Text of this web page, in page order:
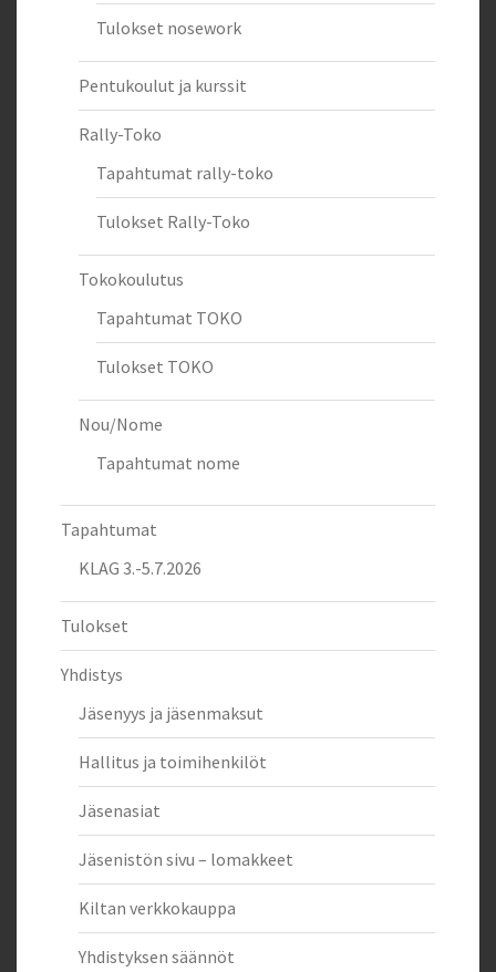
Tulokset nosework
Pentukoulut ja kurssit
Rally-Toko
Tapahtumat rally-toko
Tulokset Rally-Toko
Tokokoulutus
Tapahtumat TOKO
Tulokset TOKO
Nou/Nome
Tapahtumat nome
Tapahtumat
KLAG 3.-5.7.2026
Tulokset
Yhdistys
Jäsenyys ja jäsenmaksut
Hallitus ja toimihenkilöt
Jäsenasiat
Jäsenistön sivu – lomakkeet
Kiltan verkkokauppa
Yhdistyksen säännöt